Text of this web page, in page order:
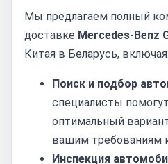
Мы предлагаем полный
доставке Mercedes-Benz
Китая в Беларусь, включая:
Поиск и подбор
специалисты
оптимальный
вашим требованиям
Инспекция